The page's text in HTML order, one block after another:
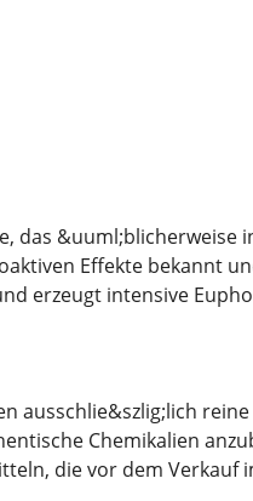
das &uuml;blicherweise
Effekte bekannt
erzeugt intensive
ausschlie&szlig;lich
Chemikalien
die vor dem Verkauf